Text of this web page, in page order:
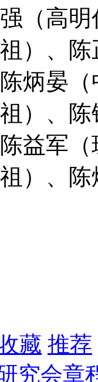
（高
）、
炳晏
）、
益军
）、
藏 推荐
究会章